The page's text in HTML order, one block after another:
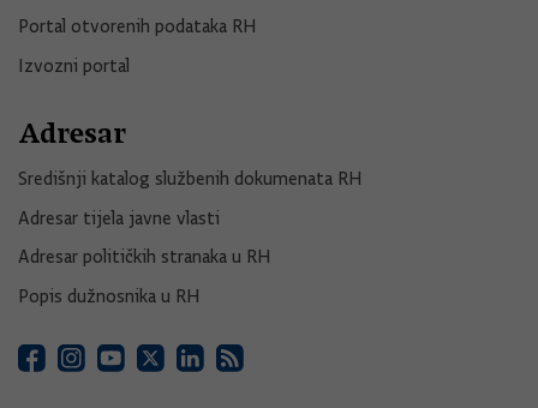
Portal otvorenih podataka RH
Izvozni portal
Adresar
Središnji katalog službenih dokumenata RH
Adresar tijela javne vlasti
Adresar političkih stranaka u RH
Popis dužnosnika u RH